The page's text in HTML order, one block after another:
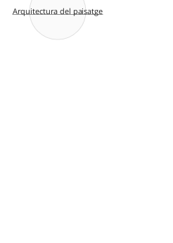
Arquitectura del paisatge